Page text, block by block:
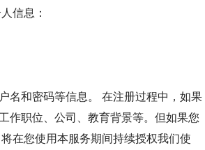
信息：
名和密码等信息。 在注册过程中，如果
作职位、公司、教育背景等。但如果您
在您使用本服务期间持续授权我们使